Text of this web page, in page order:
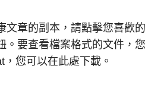
文章的副本，請點擊您喜歡的
。要查看檔案格式的文件，您
您可以在此處下載。